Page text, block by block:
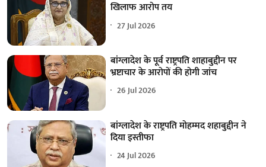
खिलाफ आरोप तय
27 Jul 2026
बांग्लादेश के पूर्व राष्ट्रपति शाहाबुद्दीन पर
भ्रष्टाचार के आरोपों की होगी जांच
26 Jul 2026
बांग्लादेश के राष्ट्रपति मोहम्मद शहाबुद्दीन ने
दिया इस्तीफा
24 Jul 2026